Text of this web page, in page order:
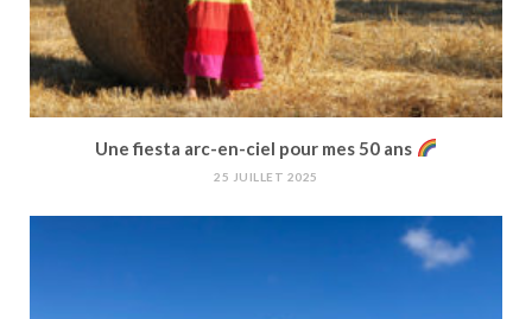
Une fiesta arc-en-ciel pour mes 50 ans
25 JUILLET 2025